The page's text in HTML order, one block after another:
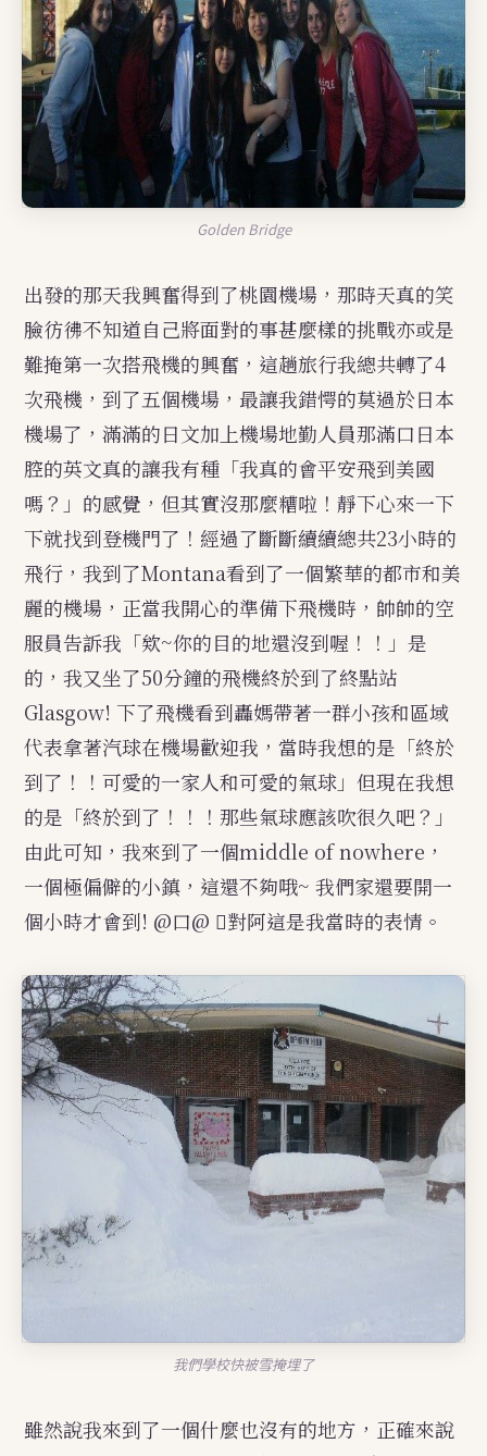
Golden Bridge
出發的那天我興奮得到了桃園機場，那時天真的笑
臉彷彿不知道自己將面對的事甚麼樣的挑戰亦或是
難掩第一次搭飛機的興奮，這趟旅行我總共轉了4
次飛機，到了五個機場，最讓我錯愕的莫過於日本
機場了，滿滿的日文加上機場地勤人員那滿口日本
腔的英文真的讓我有種「我真的會平安飛到美國
嗎？」的感覺，但其實沒那麼糟啦！靜下心來一下
下就找到登機門了！經過了斷斷續續總共23小時的
飛行，我到了Montana看到了一個繁華的都市和美
麗的機場，正當我開心的準備下飛機時，帥帥的空
服員告訴我「欸~你的目的地還沒到喔！！」是
的，我又坐了50分鐘的飛機終於到了終點站
Glasgow! 下了飛機看到轟媽帶著一群小孩和區域
代表拿著汽球在機場歡迎我，當時我想的是「終於
到了！！可愛的一家人和可愛的氣球」但現在我想
的是「終於到了！！！那些氣球應該吹很久吧？」
由此可知，我來到了一個middle of nowhere，
一個極偏僻的小鎮，這還不夠哦~ 我們家還要開一
個小時才會到! @口@ 對阿這是我當時的表情。
我們學校快被雪掩埋了
雖然說我來到了一個什麼也沒有的地方，正確來說